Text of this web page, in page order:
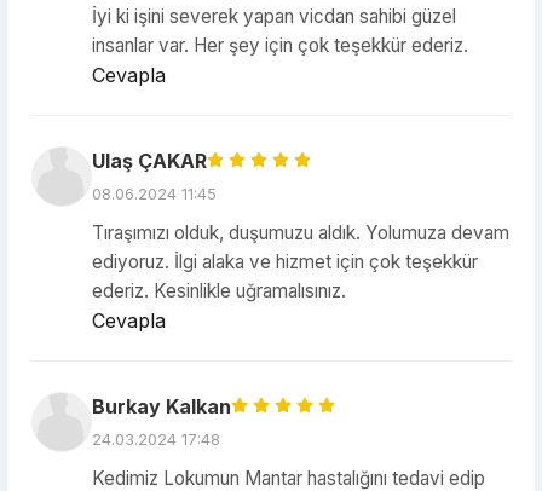
İyi ki işini severek yapan vicdan sahibi güzel
insanlar var. Her şey için çok teşekkür ederiz.
Cevapla
Ulaş ÇAKAR
08.06.2024 11:45
Tıraşımızı olduk, duşumuzu aldık. Yolumuza devam
ediyoruz. İlgi alaka ve hizmet için çok teşekkür
ederiz. Kesinlikle uğramalısınız.
Cevapla
Burkay Kalkan
24.03.2024 17:48
Kedimiz Lokumun Mantar hastalığını tedavi edip